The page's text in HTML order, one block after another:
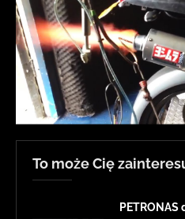
To może Cię